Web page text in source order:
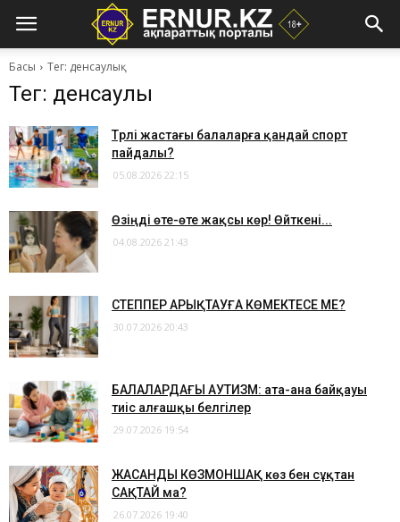
Басы Тег: денсаулық
Тег: денсаулық
​Түрлі жастағы балаларға қандай спорт
пайдалы?
05.08.2026 22:15
​Өзіңді өте-өте жақсы көр! Өйткені...
04.08.2026 21:43
СТЕППЕР АРЫҚТАУҒА КӨМЕКТЕСЕ МЕ?
30.07.2026 20:43
​БАЛАЛАРДАҒЫ АУТИЗМ: ата-ана байқауы
тиіс алғашқы белгілер
29.07.2026 19:54
​ЖАСАНДЫ КӨЗМОНШАҚ көз бен сұқтан
САҚТАЙ ма?
26.07.2026 19:40